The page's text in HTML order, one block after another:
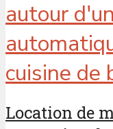
Location de